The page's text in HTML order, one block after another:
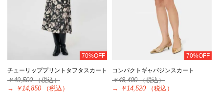
70%OFF
チューリッププリントタフタスカート
￥49,500（税込）
→
￥14,850 （税込）
70%OFF
コンパクトギャバジンスカート
￥48,400（税込）
→
￥14,520 （税込）